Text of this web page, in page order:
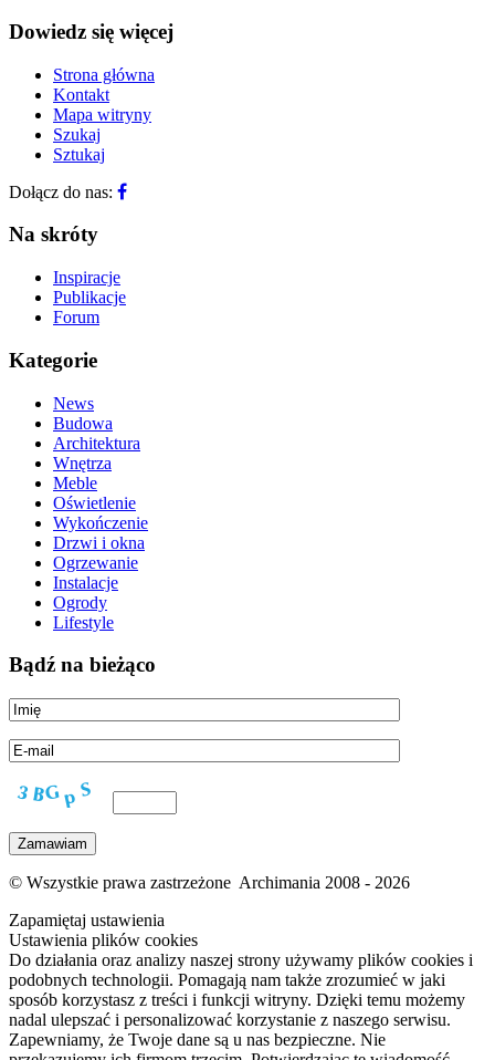
Dowiedz się więcej
Strona główna
Kontakt
Mapa witryny
Szukaj
Sztukaj
Dołącz do nas:
Na skróty
Inspiracje
Publikacje
Forum
Kategorie
News
Budowa
Architektura
Wnętrza
Meble
Oświetlenie
Wykończenie
Drzwi i okna
Ogrzewanie
Instalacje
Ogrody
Lifestyle
Bądź na bieżąco
© Wszystkie prawa zastrzeżone Archimania 2008 - 2026
Zapamiętaj ustawienia
Ustawienia plików cookies
Do działania oraz analizy naszej strony używamy plików cookies i
podobnych technologii. Pomagają nam także zrozumieć w jaki
sposób korzystasz z treści i funkcji witryny. Dzięki temu możemy
nadal ulepszać i personalizować korzystanie z naszego serwisu.
Zapewniamy, że Twoje dane są u nas bezpieczne. Nie